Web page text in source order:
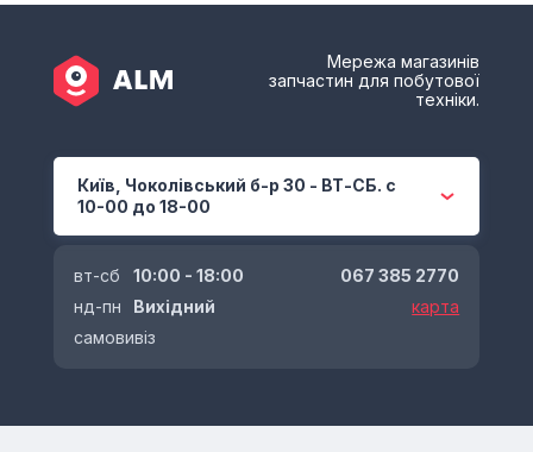
Мережа магазинів
запчастин для побутової
техніки.
Київ, Чоколівський б-р 30 - ВТ-СБ. с
10-00 до 18-00
вт-сб
10:00 - 18:00
нд-пн
Вихідний
самовивіз
067 385 2770
карта